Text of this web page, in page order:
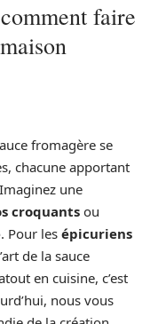
faire
fromagère se
chacune apportant
une
croquants ou
. Pour les épicuriens
de la sauce
en cuisine, c’est
nous vous